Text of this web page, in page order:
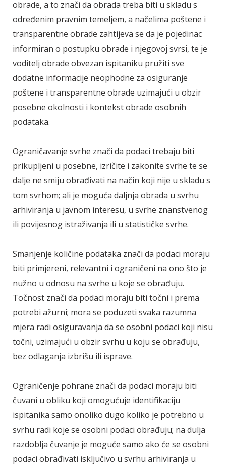
obrade, a to znači da obrada treba biti u skladu s
određenim pravnim temeljem, a načelima poštene i
transparentne obrade zahtijeva se da je pojedinac
informiran o postupku obrade i njegovoj svrsi, te je
voditelj obrade obvezan ispitaniku pružiti sve
dodatne informacije neophodne za osiguranje
poštene i transparentne obrade uzimajući u obzir
posebne okolnosti i kontekst obrade osobnih
podataka.
Ograničavanje svrhe znači da podaci trebaju biti
prikupljeni u posebne, izričite i zakonite svrhe te se
dalje ne smiju obrađivati na način koji nije u skladu s
tom svrhom; ali je moguća daljnja obrada u svrhu
arhiviranja u javnom interesu, u svrhe znanstvenog
ili povijesnog istraživanja ili u statističke svrhe.
Smanjenje količine podataka znači da podaci moraju
biti primjereni, relevantni i ograničeni na ono što je
nužno u odnosu na svrhe u koje se obrađuju.
Točnost znači da podaci moraju biti točni i prema
potrebi ažurni; mora se poduzeti svaka razumna
mjera radi osiguravanja da se osobni podaci koji nisu
točni, uzimajući u obzir svrhu u koju se obrađuju,
bez odlaganja izbrišu ili isprave.
Ograničenje pohrane znači da podaci moraju biti
čuvani u obliku koji omogućuje identifikaciju
ispitanika samo onoliko dugo koliko je potrebno u
svrhu radi koje se osobni podaci obrađuju; na dulja
razdoblja čuvanje je moguće samo ako će se osobni
podaci obrađivati isključivo u svrhu arhiviranja u